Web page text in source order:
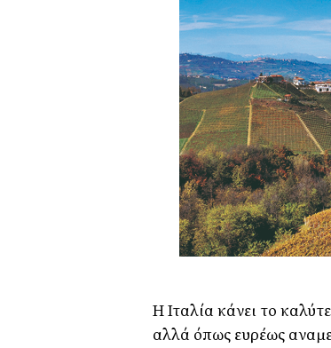
Η Ιταλία κάνει το
αλλά όπως ευρέως